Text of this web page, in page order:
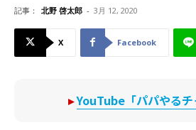
記事： 北野 啓太郎 - 3月 12, 2020
X Facebook
▸YouTube「パパやるチ